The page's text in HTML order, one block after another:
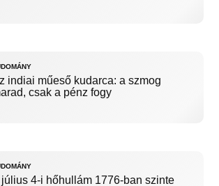
indiai műeső kudarca: a szmog
csak a pénz fogy
július 4-i hőhullám 1776-ban szinte